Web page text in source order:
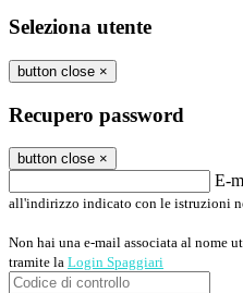
Seleziona utente
button close ×
Recupero password
button close ×
E-
all'indirizzo indicato con le istruzioni
Non hai una e-mail associata al nome
tramite la Login Spaggiari